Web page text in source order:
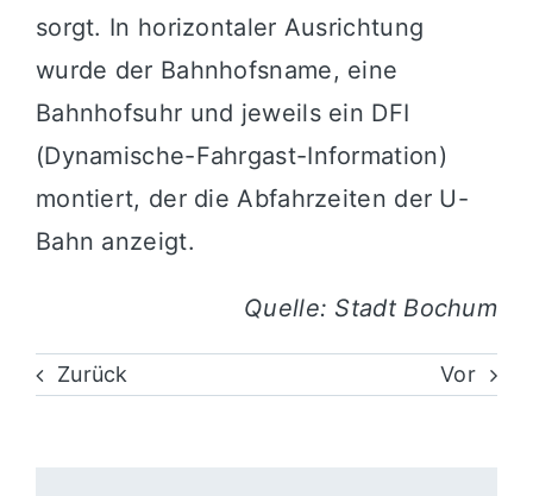
sorgt. In horizontaler Ausrichtung
wurde der Bahnhofsname, eine
Bahnhofsuhr und jeweils ein DFI
(Dynamische-Fahrgast-Information)
montiert, der die Abfahrzeiten der U-
Bahn anzeigt.
Quelle: Stadt Bochum
Zurück Vor